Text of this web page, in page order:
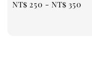
Regular
NT$ 250 -NT$ 350